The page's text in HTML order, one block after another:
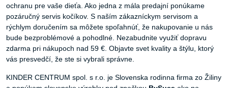
ochranu pre vaše dieťa. Ako jedna z mála predajní ponúkame
pozáručný servis kočíkov. S naším zákazníckym servisom a
rýchlym doručením sa môžete spoľahnúť, že nakupovanie u nás
bude bezproblémové a pohodlné. Nezabudnite využiť dopravu
zdarma pri nákupoch nad 59 €. Objavte svet kvality a štýlu, ktorý
vás presvedčí, že ste si vybrali správne.
KINDER CENTRUM spol. s r.o. je Slovenska rodinna firma zo Žiliny